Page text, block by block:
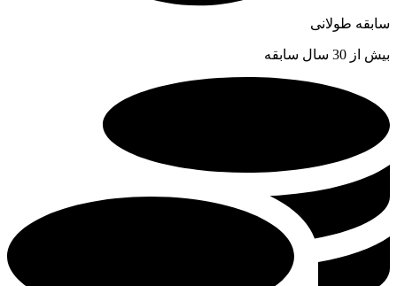
سابقه طولانی
بیش از 30 سال سابقه